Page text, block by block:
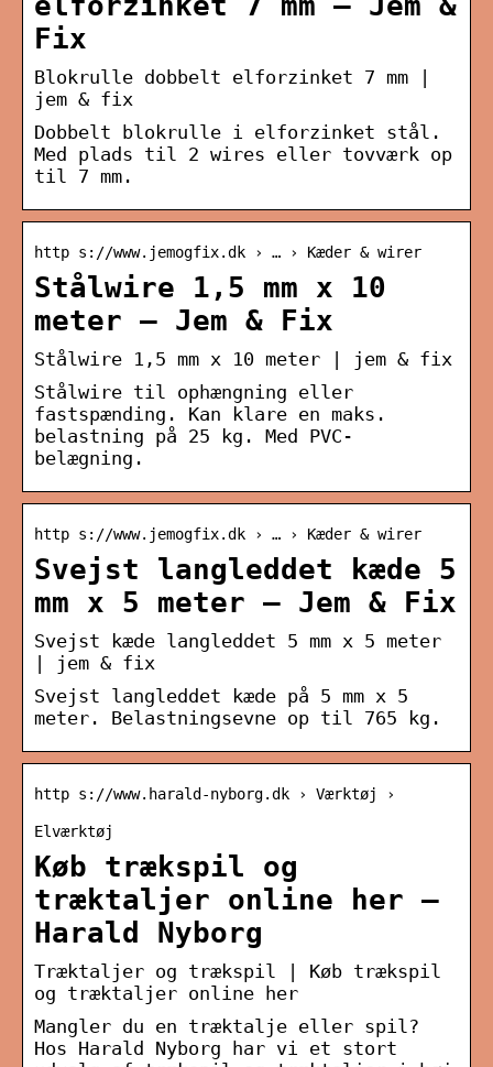
Fix
Blokrulle dobbelt elforzinket 7 mm |
jem & fix
Dobbelt blokrulle i elforzinket stål.
Med plads til 2 wires eller tovværk op
til 7 mm.
http s://www.jemogfix.dk › … › Kæder & wirer
Stålwire 1,5 mm x 10
meter – Jem & Fix
Stålwire 1,5 mm x 10 meter | jem & fix
Stålwire til ophængning eller
fastspænding. Kan klare en maks.
belastning på 25 kg. Med PVC-
belægning.
http s://www.jemogfix.dk › … › Kæder & wirer
Svejst langleddet kæde 5
mm x 5 meter – Jem & Fix
Svejst kæde langleddet 5 mm x 5 meter
| jem & fix
Svejst langleddet kæde på 5 mm x 5
meter. Belastningsevne op til 765 kg.
http s://www.harald-nyborg.dk › Værktøj ›
Elværktøj
Køb trækspil og
træktaljer online her –
Harald Nyborg
Træktaljer og trækspil | Køb trækspil
og træktaljer online her
Mangler du en træktalje eller spil?
Hos Harald Nyborg har vi et stort